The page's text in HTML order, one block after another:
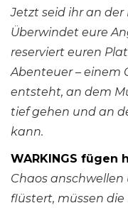
Jetzt seid ihr an der
Überwindet eure
reserviert euren
Abenteuer – einem
entsteht, an dem
tief gehen und an
kann.
WARKINGS fügen
Chaos
flüstert, müssen